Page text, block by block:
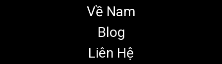
Về Nam
Blog
Liên Hệ